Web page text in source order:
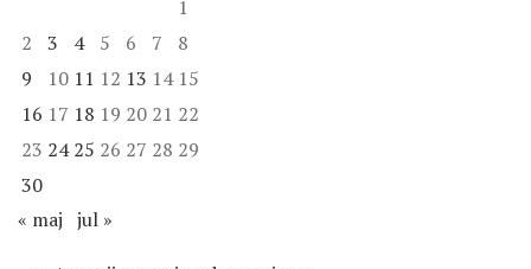
1
2
3 4 5 6 7
8
9
10 11 12 13 14 15
16 17 18 19 20 21 22
23 24 25 26 27 28 29
30
« maj jul »